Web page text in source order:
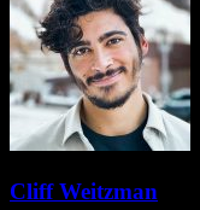
Cliff Weitzman